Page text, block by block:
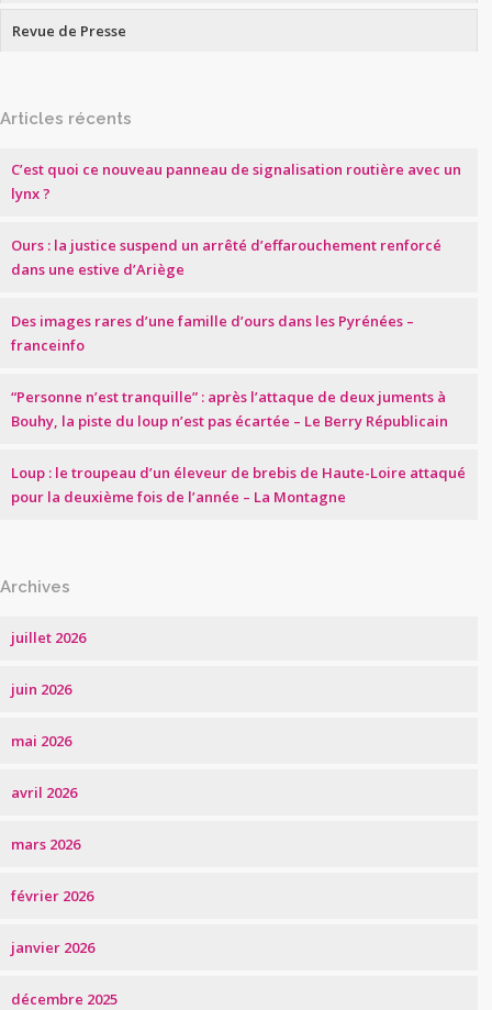
Revue de Presse
Articles récents
C’est quoi ce nouveau panneau de signalisation routière avec un
lynx ?
Ours : la justice suspend un arrêté d’effarouchement renforcé
dans une estive d’Ariège
Des images rares d’une famille d’ours dans les Pyrénées –
franceinfo
“Personne n’est tranquille” : après l’attaque de deux juments à
Bouhy, la piste du loup n’est pas écartée – Le Berry Républicain
Loup : le troupeau d’un éleveur de brebis de Haute-Loire attaqué
pour la deuxième fois de l’année – La Montagne
Archives
juillet 2026
juin 2026
mai 2026
avril 2026
mars 2026
février 2026
janvier 2026
décembre 2025